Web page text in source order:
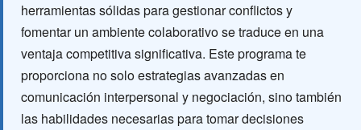
herramientas sólidas para gestionar conflictos y
fomentar un ambiente colaborativo se traduce en una
ventaja competitiva significativa. Este programa te
proporciona no solo estrategias avanzadas en
comunicación interpersonal y negociación, sino también
las habilidades necesarias para tomar decisiones